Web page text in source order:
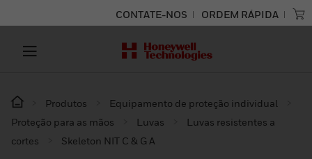
CONTATE-NOS ORDEM RÁPIDA
Produtos
Equipamento de proteção individual
Proteção para as mãos
Luvas
Luvas resistentes a
cortes
Skeleton NIT C & G A